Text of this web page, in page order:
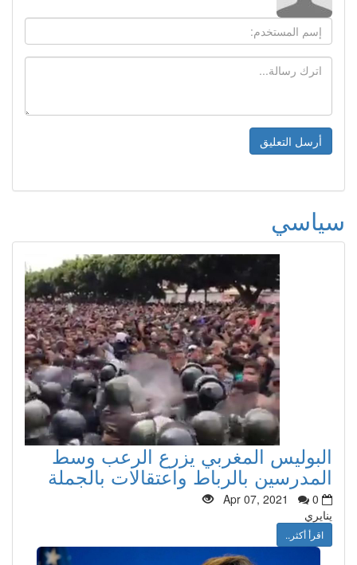
سياسي
البوليس المغربي يزرع الرعب وسط
المدرسين بالرباط واعتقالات بالجملة
Apr 07, 2021
0
ينايري
اقرأ أكثر..